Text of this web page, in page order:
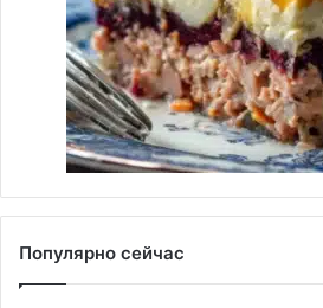
Популярно сейчас